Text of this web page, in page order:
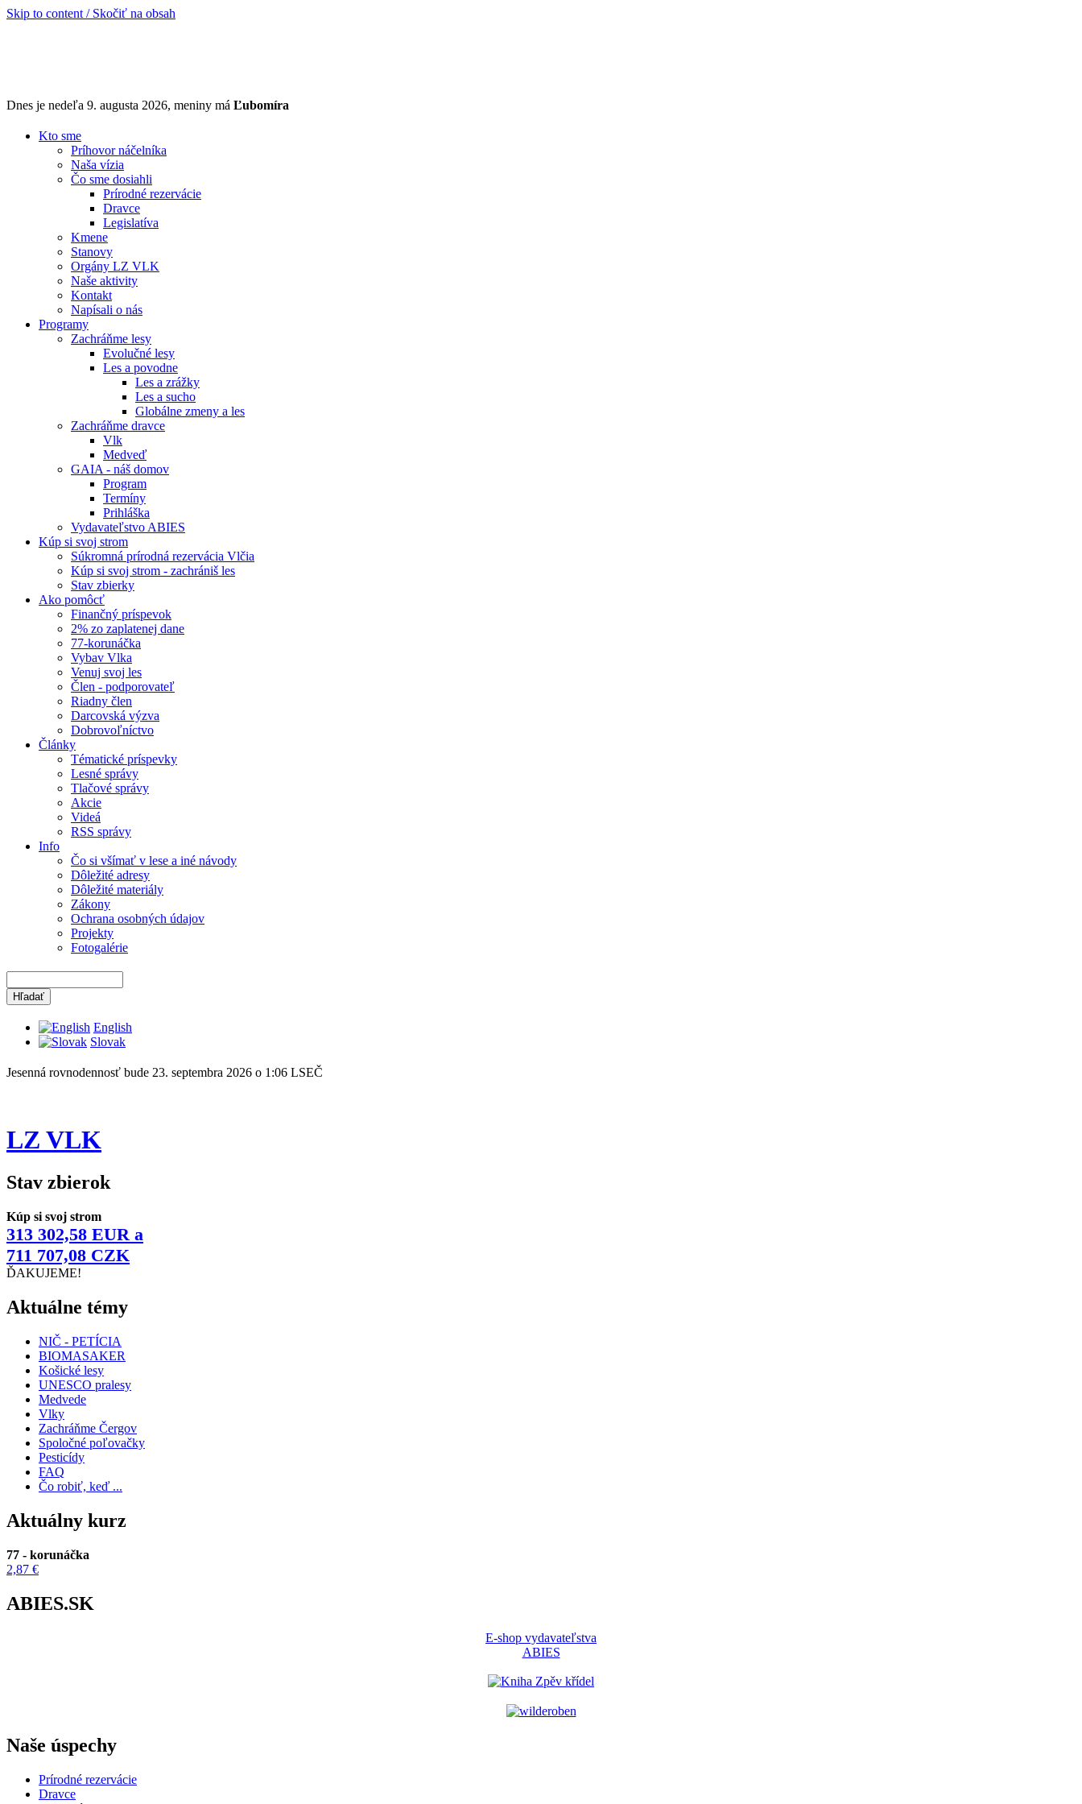
Skip to content / Skočiť na obsah
Dnes je nedeľa 9. augusta 2026, meniny má Ľubomíra
Kto sme
Príhovor náčelníka
Naša vízia
Čo sme dosiahli
Prírodné rezervácie
Dravce
Legislatíva
Kmene
Stanovy
Orgány LZ VLK
Naše aktivity
Kontakt
Napísali o nás
Programy
Zachráňme lesy
Evolučné lesy
Les a povodne
Les a zrážky
Les a sucho
Globálne zmeny a les
Zachráňme dravce
Vlk
Medveď
GAIA - náš domov
Program
Termíny
Prihláška
Vydavateľstvo ABIES
Kúp si svoj strom
Súkromná prírodná rezervácia Vlčia
Kúp si svoj strom - zachrániš les
Stav zbierky
Ako pomôcť
Finančný príspevok
2% zo zaplatenej dane
77-korunáčka
Vybav Vlka
Venuj svoj les
Člen - podporovateľ
Riadny člen
Darcovská výzva
Dobrovoľníctvo
Články
Tématické príspevky
Lesné správy
Tlačové správy
Akcie
Videá
RSS správy
Info
Čo si všímať v lese a iné návody
Dôležité adresy
Dôležité materiály
Zákony
Ochrana osobných údajov
Projekty
Fotogalérie
English
Slovak
Jesenná rovnodennosť bude 23. septembra 2026 o 1:06 LSEČ
LZ VLK
Stav zbierok
Kúp si svoj strom
313 302,58 EUR a
711 707,08 CZK
ĎAKUJEME!
Aktuálne témy
NIČ - PETÍCIA
BIOMASAKER
Košické lesy
UNESCO pralesy
Medvede
Vlky
Zachráňme Čergov
Spoločné poľovačky
Pesticídy
FAQ
Čo robiť, keď ...
Aktuálny kurz
77 - korunáčka
2,87 €
ABIES.SK
E-shop vydavateľstva
ABIES
Naše úspechy
Prírodné rezervácie
Dravce